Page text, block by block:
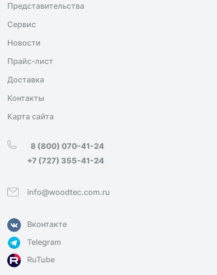
Представительства
Сервис
Новости
Прайс-лист
Доставка
Контакты
Карта сайта
8 (800) 070-41-24
+7 (727) 355-41-24
info@woodtec.com.ru
Вконтакте
Telegram
RuTube